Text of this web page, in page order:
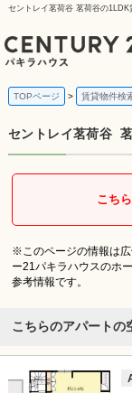
セントレイ茗荷谷 茗荷谷の
TOPページ 賃貸物件検
セントレイ茗荷谷
こち
※このページの情報は
ー21パキラハウスのホ
参考情報です。
こちらのアパートの